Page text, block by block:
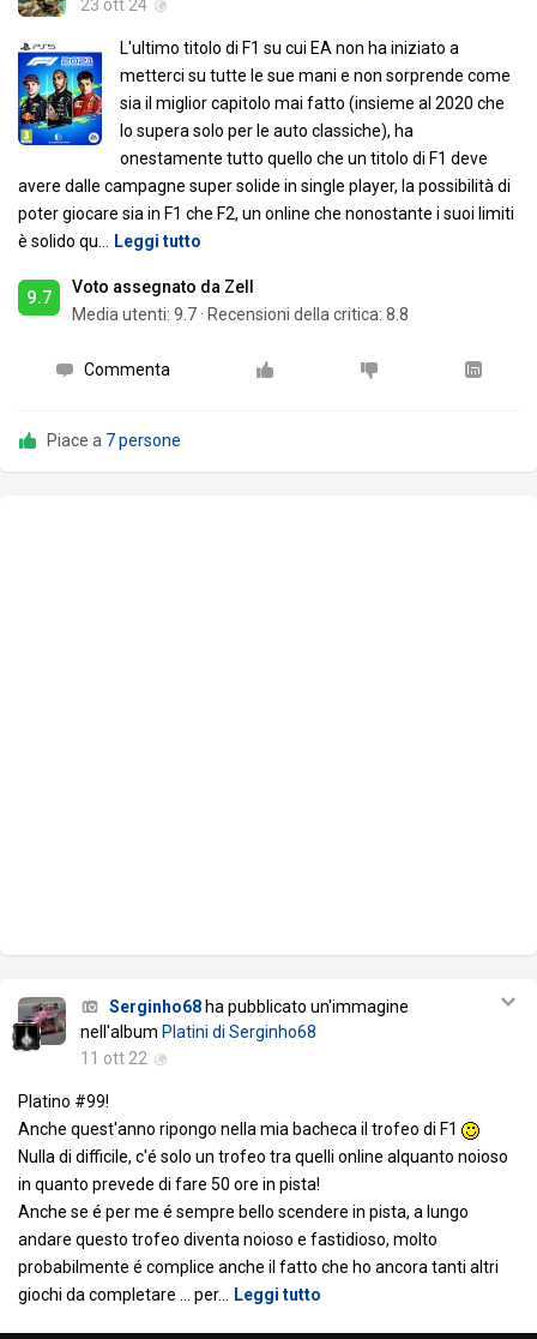
23 ott 24
L'ultimo titolo di F1 su cui EA non ha iniziato a
metterci su tutte le sue mani e non sorprende come
sia il miglior capitolo mai fatto (insieme al 2020 che
lo supera solo per le auto classiche), ha
onestamente tutto quello che un titolo di F1 deve
avere dalle campagne super solide in single player, la possibilità di
poter giocare sia in F1 che F2, un online che nonostante i suoi limiti
è solido qu
Leggi tutto
9.7
Voto assegnato da Zell
Media utenti: 9.7 · Recensioni della critica: 8.8
Commenta
Piace a 7 persone
Serginho68 ha pubblicato un'immagine
nell'album Platini di Serginho68
11 ott 22
Platino #99!
Anche quest'anno ripongo nella mia bacheca il trofeo di F1
Nulla di difficile, c'é solo un trofeo tra quelli online alquanto noioso
in quanto prevede di fare 50 ore in pista!
Anche se é per me é sempre bello scendere in pista, a lungo
andare questo trofeo diventa noioso e fastidioso, molto
probabilmente é complice anche il fatto che ho ancora tanti altri
giochi da completare ... per… Leggi tutto